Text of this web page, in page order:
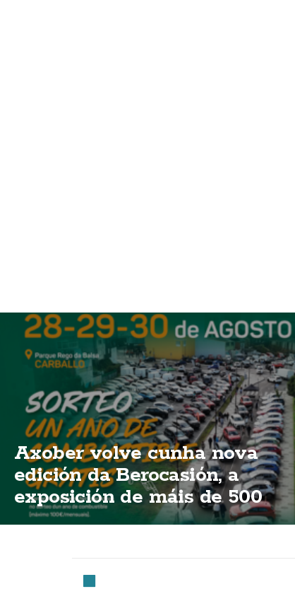
Axober volve cunha nova
edición da Berocasión, a
exposición de máis de 500
vehículos